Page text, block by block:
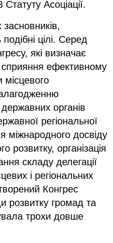
Асоціації.
цілі. Серед
які визначає
ефективному
органів
регіональної
міжнародного досвіду
розвитку, організація
складу делегації
і регіональних
Конгрес
розвитку громад та
трохи довше